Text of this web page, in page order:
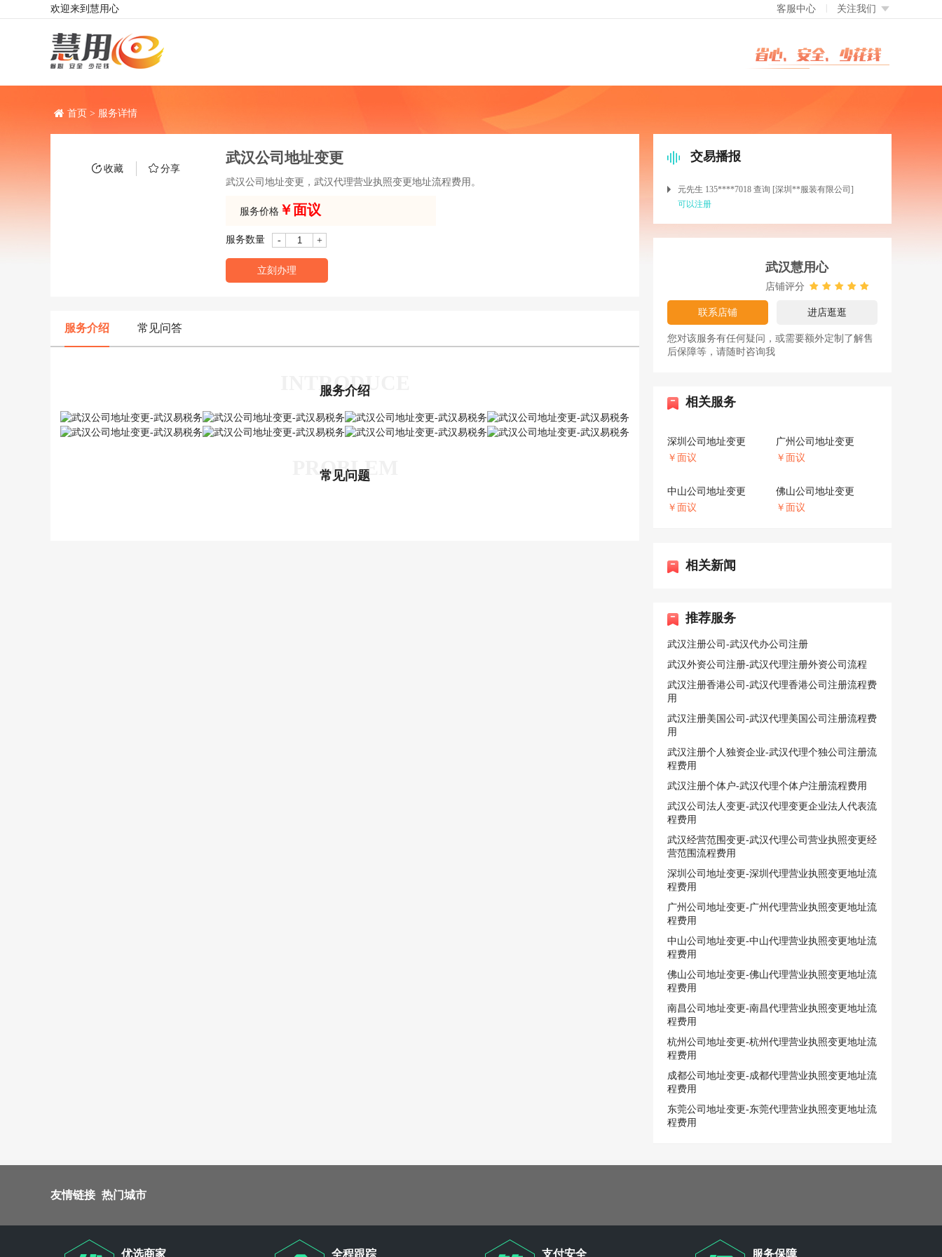
欢迎来到慧用心 客服中心 关注我们
首页 > 服务详情
收藏 分享
武汉公司地址变更
武汉公司地址变更，武汉代理营业执照变更地址流程费用。
服务价格 ￥面议
服务数量 - +
立刻办理
服务介绍 常见问答
INTRODUCE
服务介绍
PROBLEM
常见问题
交易播报
元先生 135****7018 查询 [深圳**服装有限公司]
可以注册
敬先生 134****2218 查询 [深圳**科技有限公司]
10分钟前 恭喜成都用户购买了
公司注册
周先生 136****6038 查询 [深圳**贸易有限公司]
可以注册
武汉慧用心
店铺评分
联系店铺 进店逛逛
您对该服务有任何疑问，或需要额外定制了解售
后保障等，请随时咨询我
相关服务
深圳公司地址变更
￥面议
广州公司地址变更
￥面议
中山公司地址变更
￥面议
佛山公司地址变更
￥面议
相关新闻
推荐服务
武汉注册公司-武汉代办公司注册
武汉外资公司注册-武汉代理注册外资公司流程
武汉注册香港公司-武汉代理香港公司注册流程费
用
武汉注册美国公司-武汉代理美国公司注册流程费
用
武汉注册个人独资企业-武汉代理个独公司注册流
程费用
武汉注册个体户-武汉代理个体户注册流程费用
武汉公司法人变更-武汉代理变更企业法人代表流
程费用
武汉经营范围变更-武汉代理公司营业执照变更经
营范围流程费用
深圳公司地址变更-深圳代理营业执照变更地址流
程费用
广州公司地址变更-广州代理营业执照变更地址流
程费用
中山公司地址变更-中山代理营业执照变更地址流
程费用
佛山公司地址变更-佛山代理营业执照变更地址流
程费用
南昌公司地址变更-南昌代理营业执照变更地址流
程费用
杭州公司地址变更-杭州代理营业执照变更地址流
程费用
成都公司地址变更-成都代理营业执照变更地址流
程费用
东莞公司地址变更-东莞代理营业执照变更地址流
程费用
友情链接 热门城市
优选商家 全程跟踪 支付安全 服务保障